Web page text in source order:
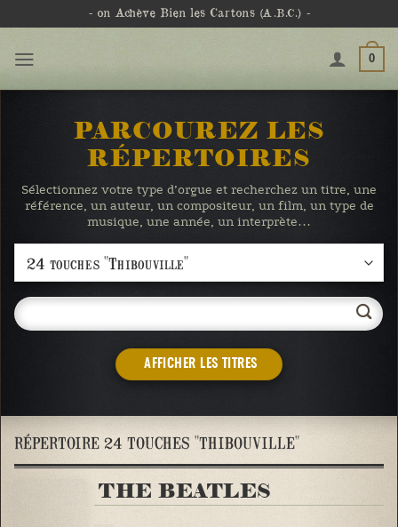
- on Achève Bien les Cartons (A.B.C.) -
0
PARCOUREZ LES
RÉPERTOIRES
Sélectionnez votre type d’orgue et recherchez un titre, une
référence, un auteur, un compositeur, un film, un type de
musique, une année, un interprète…
AFFICHER LES TITRES
RÉPERTOIRE 24 TOUCHES "THIBOUVILLE"
THE BEATLES